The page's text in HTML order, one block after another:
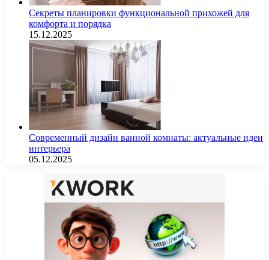
Секреты планировки функциональной прихожей для
комфорта и порядка
15.12.2025
Современный дизайн ванной комнаты: актуальные идеи
интерьера
05.12.2025